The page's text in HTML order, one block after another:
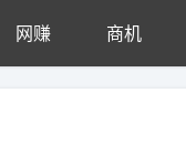
网赚 商机